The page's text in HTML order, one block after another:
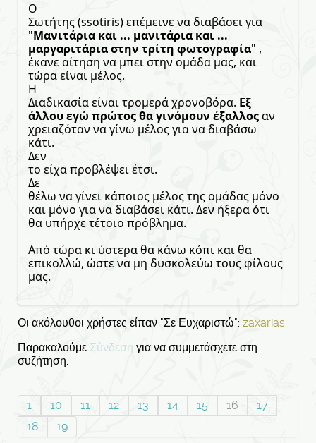
Ο
Σωτήτης (ssotiris) επέμεινε να διαβάσει για
"Μανιτάρια και ... μανιτάρια και ...
μαργαριτάρια στην τρίτη φωτογραφία" ,
έκανε αίτηση να μπει στην ομάδα μας, και
τώρα είναι μέλος.
Η
Διαδικασία είναι τρομερά χρονοβόρα. Εξ
άλλου εγώ πρώτος θα γινόμουν έξαλλοςαν
χρειαζόταν να γίνω μέλος για να διαβάσω
κάτι.
Δεν
το είχα προβλέψει έτσι.
Δε
θέλω να γίνει κάποιος μέλος της ομάδας μόνο
και μόνο για να διαβάσει κάτι. Δεν ήξερα ότι
θα υπήρχε τέτοιο πρόβλημα.
Από τώρα κι ύστερα θα κάνω κόπι και θα
επικολλώ, ώστε να μη δυσκολεύω τους φίλους
μας.
Οι ακόλουθοι χρήστες είπαν "Σε Ευχαριστώ": zaxarias
Παρακαλούμε Σύνδεση για να συμμετάσχετε στη
συζήτηση.
1 10 11 12 13 14 15 16
17
18
19